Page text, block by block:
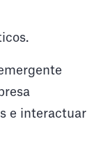
e interactuar